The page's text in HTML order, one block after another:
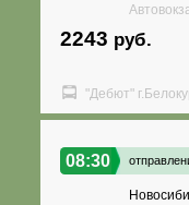
2243 руб.
"Дебют"
08:30